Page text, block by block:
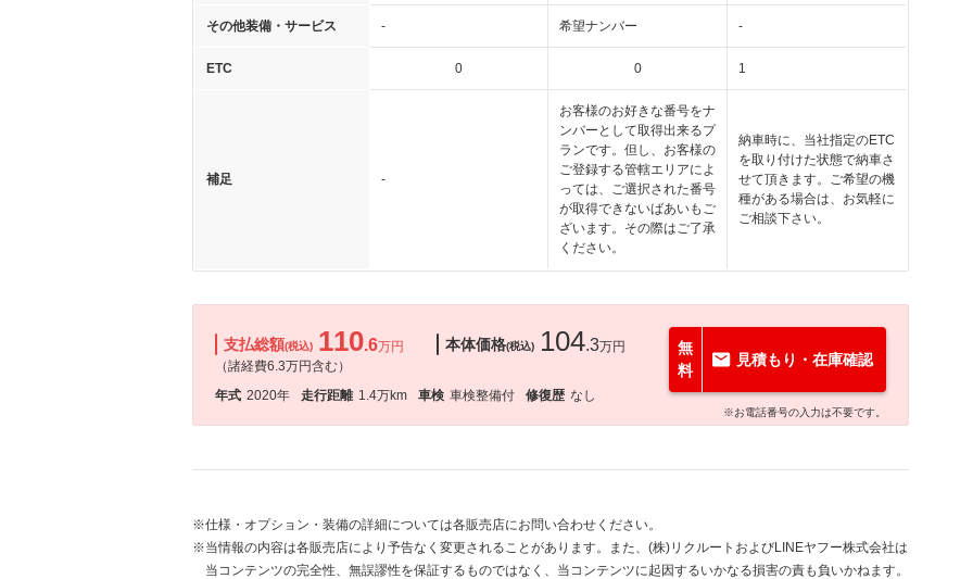
その他装備・サービス - 希望ナンバー -
ETC 0 0 1
補足 -
お客様のお好きな番号をナ
ンバーとして取得出来るプ
ランです。但し、お客様の
ご登録する管轄エリアによ
っては、ご選択された番号
が取得できないばあいもご
ざいます。その際はご了承
ください。
納車時に、当社指定のETC
を取り付けた状態で納車さ
せて頂きます。ご希望の機
種がある場合は、お気軽に
ご相談下さい。
支払総額(税込) 110.6万円
（諸経費6.3万円含む）
本体価格(税込) 104.3万円
年式 2020年 走行距離 1.4万km 車検 車検整備付 修復歴 なし
無
料
見積もり・在庫確認
※お電話番号の入力は不要です。
※仕様・オプション・装備の詳細については各販売店にお問い合わせください。
※当情報の内容は各販売店により予告なく変更されることがあります。また、(株)リクルートおよびLINEヤフー株式会社は
当コンテンツの完全性、無誤謬性を保証するものではなく、当コンテンツに起因するいかなる損害の責も負いかねます。